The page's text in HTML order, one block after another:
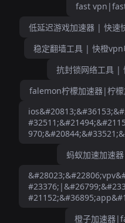
fast
低延迟游戏加速器 | 快速
稳定翻墙工具 | 快橙
抗封锁网络工具 |
falemon柠檬加速器|柠
蚂蚁加速加速
橙子加速器